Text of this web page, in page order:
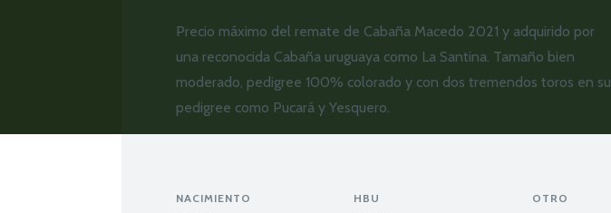
Precio máximo del remate de Cabaña Macedo 2021 y adquirido por
una reconocida Cabaña uruguaya como La Santina. Tamaño bien
moderado, pedigree 100% colorado y con dos tremendos toros en su
pedigree como Pucará y Yesquero.
NACIMIENTO HBU OTRO